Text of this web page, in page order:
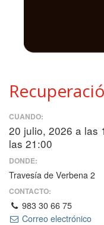
CUANDO:
20 julio, 2026 a las
las 21:00
DONDE:
Travesía de Verbena 2
CONTACTO:
983 30 66 75
Correo electrónico